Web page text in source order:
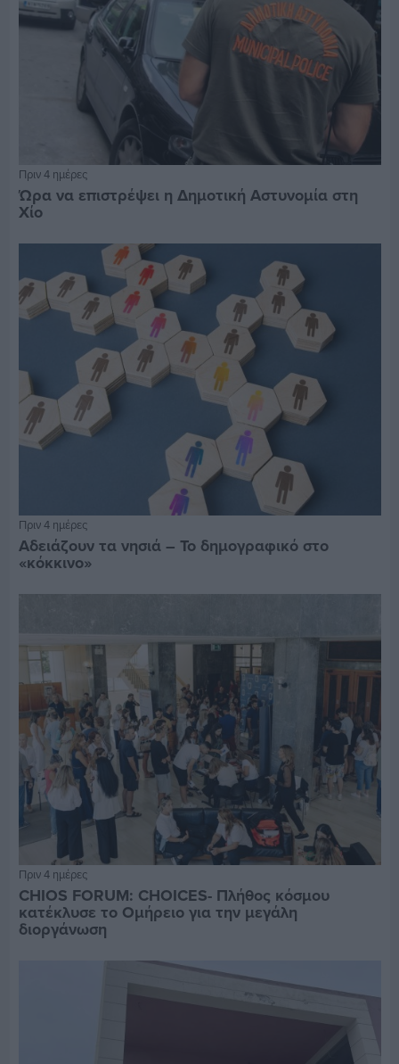
Πριν 4 ημέρες
Ώρα να επιστρέψει η Δημοτική Αστυνομία στη
Χίο
Πριν 4 ημέρες
Αδειάζουν τα νησιά – Το δημογραφικό στο
«κόκκινο»
Πριν 4 ημέρες
CHIOS FORUM: CHOICES- Πλήθος κόσμου
κατέκλυσε το Ομήρειο για την μεγάλη
διοργάνωση